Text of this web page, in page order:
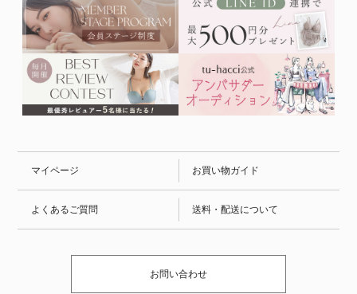
マイページ お買い物ガイド
よくあるご質問 送料・配送について
お問い合わせ